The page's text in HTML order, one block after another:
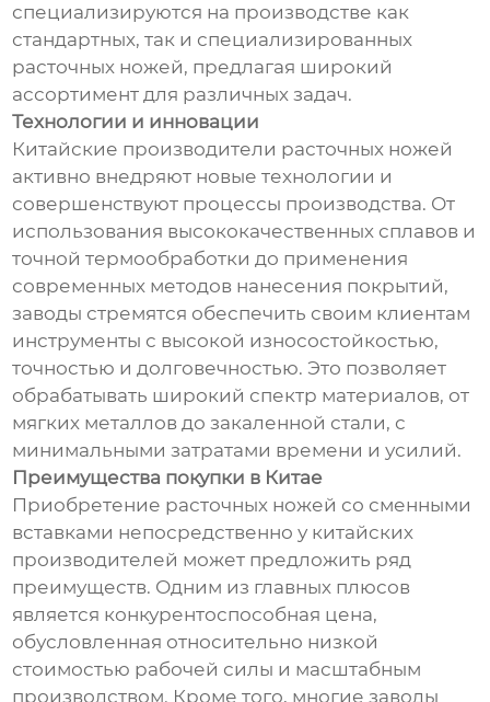
специализируются на производстве как
стандартных, так и специализированных
расточных ножей, предлагая широкий
ассортимент для различных задач.
Технологии и инновации
Китайские производители расточных ножей
активно внедряют новые технологии и
совершенствуют процессы производства. От
использования высококачественных сплавов и
точной термообработки до применения
современных методов нанесения покрытий,
заводы стремятся обеспечить своим клиентам
инструменты с высокой износостойкостью,
точностью и долговечностью. Это позволяет
обрабатывать широкий спектр материалов, от
мягких металлов до закаленной стали, с
минимальными затратами времени и усилий.
Преимущества покупки в Китае
Приобретение расточных ножей со сменными
вставками непосредственно у китайских
производителей может предложить ряд
преимуществ. Одним из главных плюсов
является конкурентоспособная цена,
обусловленная относительно низкой
стоимостью рабочей силы и масштабным
производством. Кроме того, многие заводы